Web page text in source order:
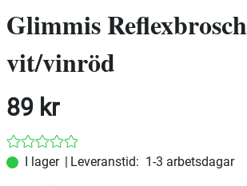
Glimmis Reflexbrosch
vit/vinröd
89 kr
| Leveranstid: 1-3 arbetsdagar